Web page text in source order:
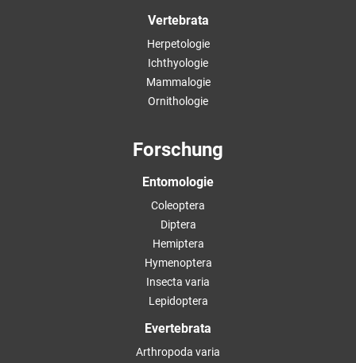
Vertebrata
Herpetologie
Ichthyologie
Mammalogie
Ornithologie
Forschung
Entomologie
Coleoptera
Diptera
Hemiptera
Hymenoptera
Insecta varia
Lepidoptera
Evertebrata
Arthropoda varia